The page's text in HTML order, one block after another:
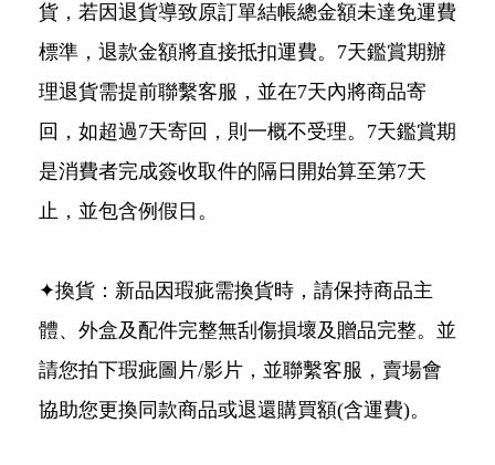
貨，若因退貨導致原訂單結帳總金額未達免運費
標準，退款金額將直接抵扣運費。7天鑑賞期辦
理退貨需提前聯繫客服，並在7天內將商品寄
回，如超過7天寄回，則一概不受理。7天鑑賞期
是消費者完成簽收取件的隔日開始算至第7天
止，並包含例假日。
✦換貨：新品因瑕疵需換貨時，請保持商品主
體、外盒及配件完整無刮傷損壞及贈品完整。並
請您拍下瑕疵圖片/影片，並聯繫客服，賣場會
協助您更換同款商品或退還購買額(含運費)。